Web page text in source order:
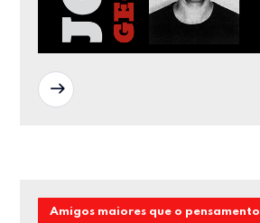
Amigos maiores que o pensamento